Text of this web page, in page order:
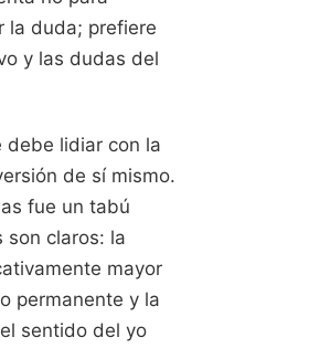
la duda; prefiere
y las dudas del
debe lidiar con la
de sí mismo.
fue un tabú
son claros: la
mayor
permanente y la
sentido del yo